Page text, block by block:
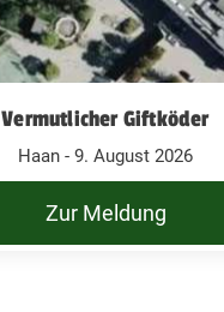
Vermutlicher Giftköder
Haan - 9. August 2026
Zur Meldung